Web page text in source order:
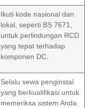
Ikuti kode nasional dan
lokal, seperti BS 7671,
untuk perlindungan RCD
yang tepat terhadap
komponen DC.
Selalu sewa penginstal
yang berkualifikasi untuk
memeriksa sistem Anda